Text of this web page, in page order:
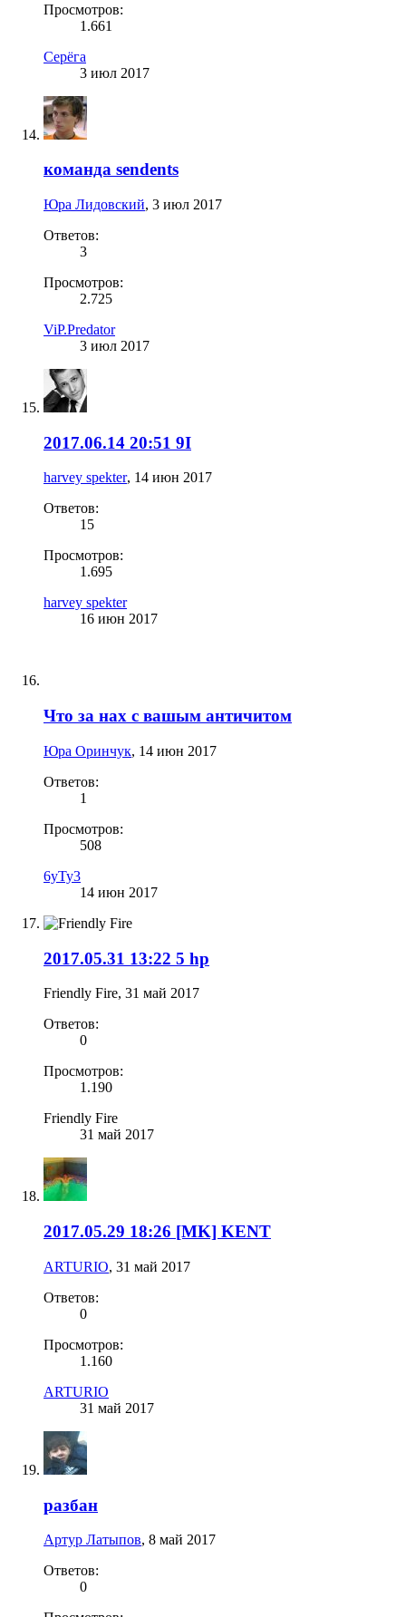
Просмотров:
1.661
Серёга
3 июл 2017
команда sendents
Юра Лидовский, 3 июл 2017
Ответов:
3
Просмотров:
2.725
ViP.Predator
3 июл 2017
2017.06.14 20:51 9I
harvey spekter, 14 июн 2017
Ответов:
15
Просмотров:
1.695
harvey spekter
16 июн 2017
Что за нах с вашым античитом
Юра Оринчук, 14 июн 2017
Ответов:
1
Просмотров:
508
6yTy3
14 июн 2017
2017.05.31 13:22 5 hp
Friendly Fire, 31 май 2017
Ответов:
0
Просмотров:
1.190
Friendly Fire
31 май 2017
2017.05.29 18:26 [MK] KENT
ARTURIO, 31 май 2017
Ответов:
0
Просмотров:
1.160
ARTURIO
31 май 2017
разбан
Артур Латыпов, 8 май 2017
Ответов:
0